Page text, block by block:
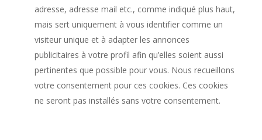
adresse, adresse mail etc., comme indiqué plus haut,
mais sert uniquement à vous identifier comme un
visiteur unique et à adapter les annonces
publicitaires à votre profil afin qu’elles soient aussi
pertinentes que possible pour vous. Nous recueillons
votre consentement pour ces cookies. Ces cookies
ne seront pas installés sans votre consentement.